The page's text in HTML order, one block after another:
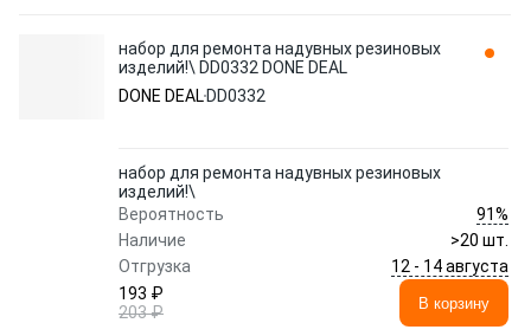
набор для ремонта надувных резиновых
изделий!\ DD0332 DONE DEAL
DONE DEAL DD0332
набор для ремонта надувных резиновых
изделий!\
Вероятность
91%
Наличие
>20 шт.
Отгрузка
12 - 14 августа
193 ₽
203 ₽
В корзину